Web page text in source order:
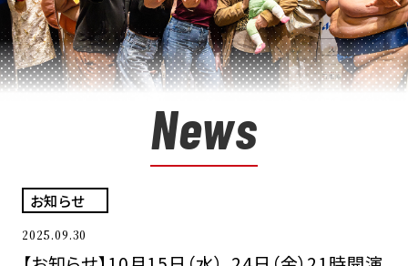
News
お知らせ
2025.09.30